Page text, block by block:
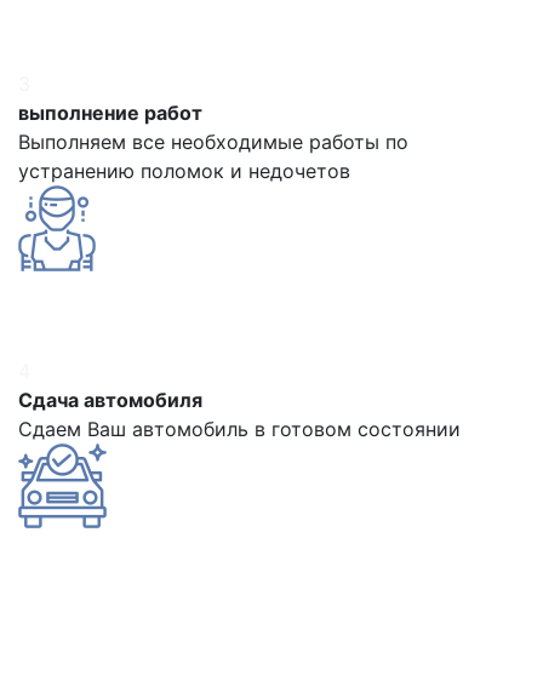
выполнение работ
Выполняем все необходимые работы по
устранению поломок и недочетов
Сдача автомобиля
Сдаем Ваш автомобиль в готовом состоянии